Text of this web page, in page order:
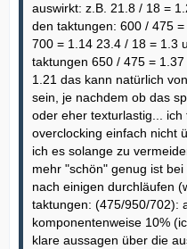
auswirkt: z.B. 21.8 / 18 =
den taktungen: 600 / 475
700 = 1.14 23.4 / 18 = 1.3
taktungen 650 / 475 =
1.21 das kann natürlich
sein, je nachdem ob das
oder eher texturlastig...
overclocking einfach nicht
ich es solange zu
mehr "schön" genug ist
nach einigen durchläufen
taktungen: (475/950/702):
komponentenweise 10%
klare aussagen über die